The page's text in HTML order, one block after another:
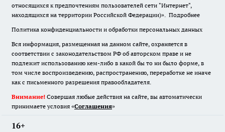
относящихся к предпочтениям пользователей сети "Интернет",
находящихся на территории Российской Федерации)». Подробнее
Политика конфиденциальности и обработки персональных данных
Вся информация, размещенная на данном сайте, охраняется в
соответствии с законодательством РФ об авторском праве и не
подлежит использованию кем-либо в какой бы то ни было форме, в
том числе воспроизведению, распространению, переработке не иначе
как с письменного разрешения правообладателя.
Внимание! Совершая любые действия на сайте, вы автоматически
принимаете условия «Cоглашения»
16+